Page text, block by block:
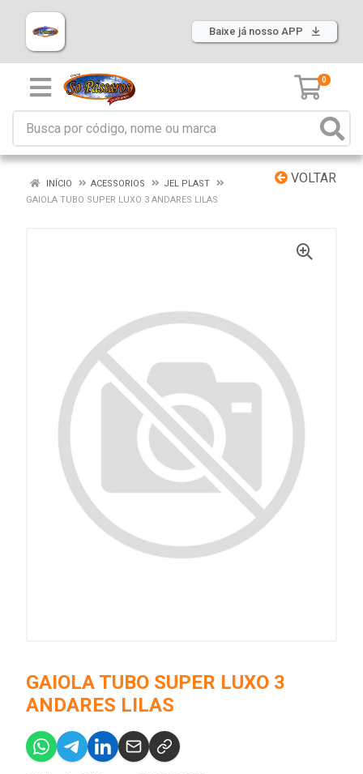
Baixe já nosso APP
0
VOLTAR
INÍCIO ACESSORIOS
JEL PLAST
GAIOLA TUBO SUPER LUXO 3 ANDARES LILAS
GAIOLA TUBO SUPER LUXO 3
ANDARES LILAS